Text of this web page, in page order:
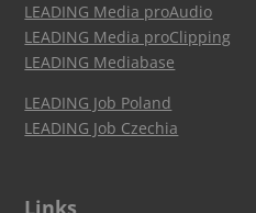
LEADING Media proAudio
LEADING Media proClipping
LEADING Mediabase
LEADING Job Poland
LEADING Job Czechia
Links